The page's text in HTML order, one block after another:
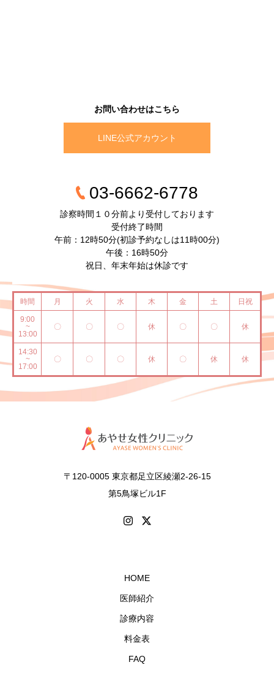
お問い合わせはこちら
LINE公式アカウント
03-6662-6778
診察時間１０分前より受付しております
受付終了時間
午前：12時50分(初診予約なしは11時00分)
午後：16時50分
祝日、年末年始は休診です
時間 月 火 水 木 金 土 日祝
9:00
~
13:00
〇 〇 〇 休 〇 〇 休
14:30
~
17:00
〇 〇 〇 休 〇 休 休
〒120-0005 東京都足立区綾瀬2-26-15
第5鳥塚ビル1F
HOME
医師紹介
診療内容
料金表
FAQ